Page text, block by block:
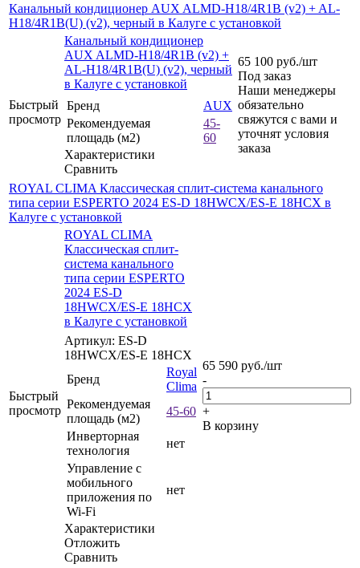
Канальный кондиционер AUX ALMD-H18/4R1B (v2) + AL-
H18/4R1B(U) (v2), черный в Калуге с установкой
Быстрый
просмотр
Канальный кондиционер
AUX ALMD-H18/4R1B (v2) +
AL-H18/4R1B(U) (v2), черный
в Калуге с установкой
Бренд
AUX
Рекомендуемая
площадь (м2)
45-
60
Характеристики
Сравнить
65 100 руб./шт
Под заказ
Наши менеджеры
обязательно
свяжутся с вами и
уточнят условия
заказа
ROYAL CLIMA Классическая сплит-система канального
типа серии ESPERTO 2024 ES-D 18HWCX/ES-E 18HСX в
Калуге с установкой
Быстрый
просмотр
ROYAL CLIMA
Классическая сплит-
система канального
типа серии ESPERTO
2024 ES-D
18HWCX/ES-E 18HСX
в Калуге с установкой
Артикул: ES-D
18HWCX/ES-E 18HСX
Бренд
Royal
Clima
Рекомендуемая
площадь (м2)
45-60
Инверторная
технология
нет
Управление c
мобильного
приложения по
Wi-Fi
нет
Характеристики
Отложить
Сравнить
65 590 руб./шт
-
+
В корзину